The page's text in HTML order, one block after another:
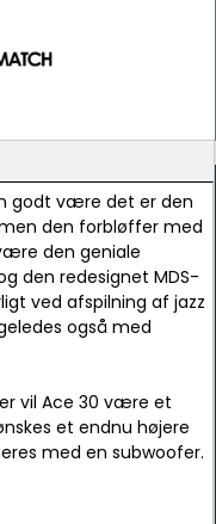
godt være det er den
den forbløffer med
den geniale
den redesignet MDS-
ved afspilning af jazz
også med
vil Ace 30 være et
et endnu højere
med en subwoofer.